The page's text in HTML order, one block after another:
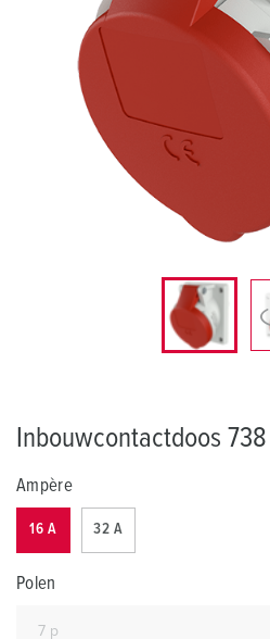
Inbouwcontactdoos 738
Ampère
16 A 32 A
Polen